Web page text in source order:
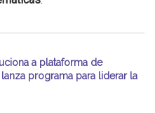
a plataforma de
programa para liderar la